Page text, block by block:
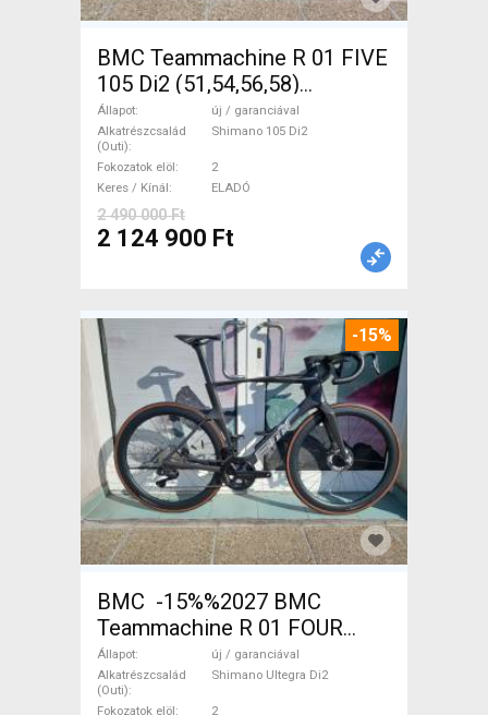
BMC Teammachine R 01 FIVE
105 Di2 (51,54,56,58)
Országúti Shimano 105 Di2
tárcsafék új / garanciával
ELADÓ
Állapot
új / garanciával
Alkatrészcsalád
(Outi)
Shimano 105 Di2
Fokozatok elöl
2
Keres / Kínál
ELADÓ
2 490 000 Ft
2 124 900 Ft
-15%
BMC -15%%2027 BMC
Teammachine R 01 FOUR
(56,58) Országúti Shimano
Ultegra Di2 tárcsafék új /
garanciával ELADÓ
Állapot
új / garanciával
Alkatrészcsalád
(Outi)
Shimano Ultegra Di2
Fokozatok elöl 2